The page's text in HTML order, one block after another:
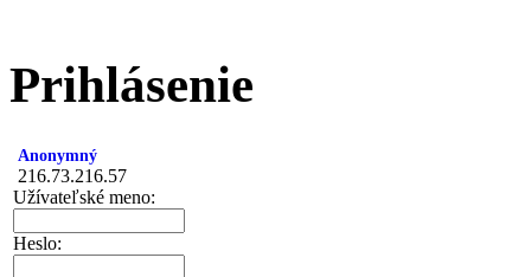
Prihlásenie
Anonymný
216.73.216.57
Užívateľské meno:
Heslo: